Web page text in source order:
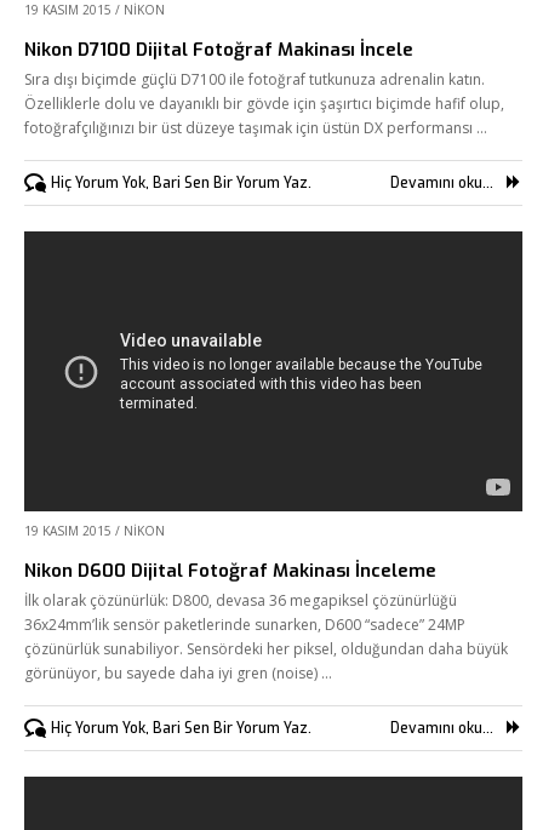
Fikir Proje Ajans
Kurumsal
Hizmetlerimiz
Referanslarımız
Online Araçlar
Müşteri Paneli
Bize Ulaşın
19 KASIM 2015 / NIKON
Nikon D7100 Dijital Fotoğraf Makinası İncele
Sıra dışı biçimde güçlü D7100 ile fotoğraf tutkunuza adrenalin katın.
Özelliklerle dolu ve dayanıklı bir gövde için şaşırtıcı biçimde hafif olup,
fotoğrafçılığınızı bir üst düzeye taşımak için üstün DX performansı …
Hiç Yorum Yok, Bari Sen Bir Yorum Yaz. Devamını oku...
19 KASIM 2015 / NIKON
Nikon D600 Dijital Fotoğraf Makinası İnceleme
İlk olarak çözünürlük: D800, devasa 36 megapiksel çözünürlüğü
36x24mm’lik sensör paketlerinde sunarken, D600 “sadece” 24MP
çözünürlük sunabiliyor. Sensördeki her piksel, olduğundan daha büyük
görünüyor, bu sayede daha iyi gren (noise) …
Hiç Yorum Yok, Bari Sen Bir Yorum Yaz. Devamını oku...